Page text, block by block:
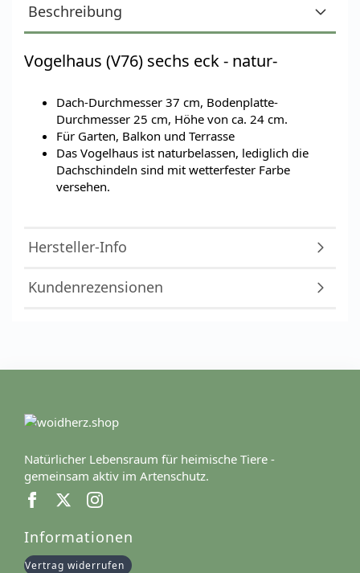
Beschreibung
Vogelhaus (V76) sechs eck - natur-
Dach-Durchmesser 37 cm, Bodenplatte-
Durchmesser 25 cm, Höhe von ca. 24 cm.
Für Garten, Balkon und Terrasse
Das Vogelhaus ist naturbelassen, lediglich die
Dachschindeln sind mit wetterfester Farbe
versehen.
Hersteller-Info
Kundenrezensionen
Natürlicher Lebensraum für heimische Tiere -
gemeinsam aktiv im Artenschutz.
Informationen
Vertrag widerrufen